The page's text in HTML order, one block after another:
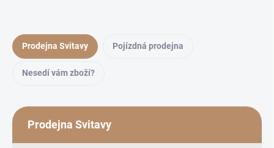
Prodejna Svitavy Pojízdná prodejna
Nesedí vám zboží?
Prodejna Svitavy